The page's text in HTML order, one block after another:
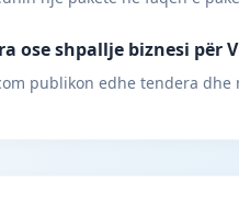
ose shpallje biznesi për
publikon edhe tendera